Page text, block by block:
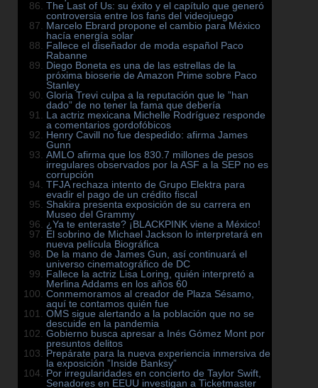
The Last of Us: su éxito y el capítulo que generó
controversia entre los fans del videojuego
Marcelo Ebrard propone el cambio para México
hacía energía solar
Fallece el diseñador de moda español Paco
Rabanne
Diego Boneta es una de las estrellas de la
próxima bioserie de Amazon Prime sobre Paco
Stanley
Gloria Trevi culpa a la reputación que le ”han
dado” de no tener la fama que debería
La actriz mexicana Michelle Rodríguez responde
a comentarios gordofóbicos
Henry Cavill no fue despedido: afirma James
Gunn
AMLO afirma que los 830.7 millones de pesos
irregulares observados por la ASF a la SEP no es
corrupción
TFJA rechaza intento de Grupo Elektra para
evadir el pago de un crédito fiscal
Shakira presenta exposición de su carrera en
Museo del Grammy
¿Ya te enteraste? ¡BLACKPINK viene a México!
El sobrino de Michael Jackson lo interpretará en
nueva película Biográfica
De la mano de James Gun, así continuará el
universo cinematográfico de DC
Fallece la actriz Lisa Loring, quién interpretó a
Merlina Addams en los años 60
Conmemoramos al creador de Plaza Sésamo,
aquí te contamos quién fue
OMS sigue alertando a la población que no se
descuide en la pandemia
Gobierno busca apresar a Inés Gómez Mont por
presuntos delitos
Prepárate para la nueva experiencia inmersiva de
la exposición ”Inside Banksy”
Por irregularidades en concierto de Taylor Swift,
Senadores en EEUU investigan a Ticketmaster